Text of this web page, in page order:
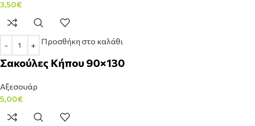
3,50€
Προσθήκη στο καλάθι
Σακούλες Κήπου 90×130
Αξεσουάρ
5,00€